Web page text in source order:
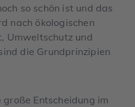
so schön ist und das
nach ökologischen
Umweltschutz und
die Grundprinzipien
große Entscheidung im